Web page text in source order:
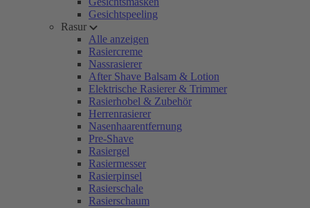
Gesichtspeeling
Rasur
Alle anzeigen
Rasiercreme
Nassrasierer
After Shave Balsam & Lotion
Elektrische Rasierer & Trimmer
Rasierhobel & Zubehör
Herrenrasierer
Nasenhaarentfernung
Pre-Shave
Rasiergel
Rasiermesser
Rasierpinsel
Rasierschale
Rasierschaum